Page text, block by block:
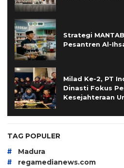
Strategi
Pesantren Al-
Milad Ke-2, PT
Dinasti Fokus
Kesejahteraan
TAG POPULER
# Madura
# regamedianews.com